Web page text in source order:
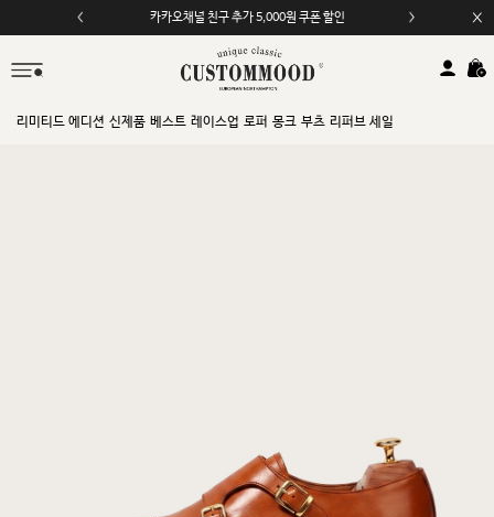
카카오채널 친구 추가 5,000원 쿠폰 할인
모바일 앱 자동 2,000원 할인
리미티드 에디션 신제품 베스트 레이스업 로퍼 몽크 부츠 리퍼브 세일